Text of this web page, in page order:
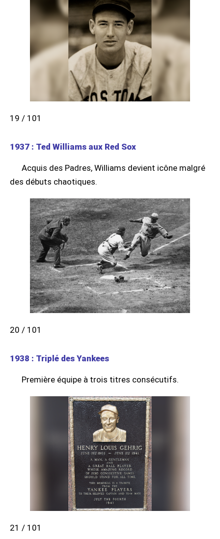
19 / 101
1937 : Ted Williams aux Red Sox
Acquis des Padres, Williams devient icône malgré
des débuts chaotiques.
20 / 101
1938 : Triplé des Yankees
Première équipe à trois titres consécutifs.
21 / 101